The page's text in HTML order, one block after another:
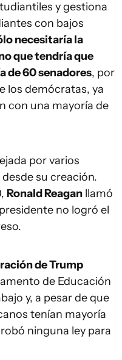
y gestiona
con bajos
necesitaría la
que tendría que
de 60 senadores, por
los demócratas, ya
con una mayoría de
por varios
su creación.
Ronald Reagan llamó
no logró el
de Trump
de Educación
y, a pesar de que
tenían mayoría
ninguna ley para